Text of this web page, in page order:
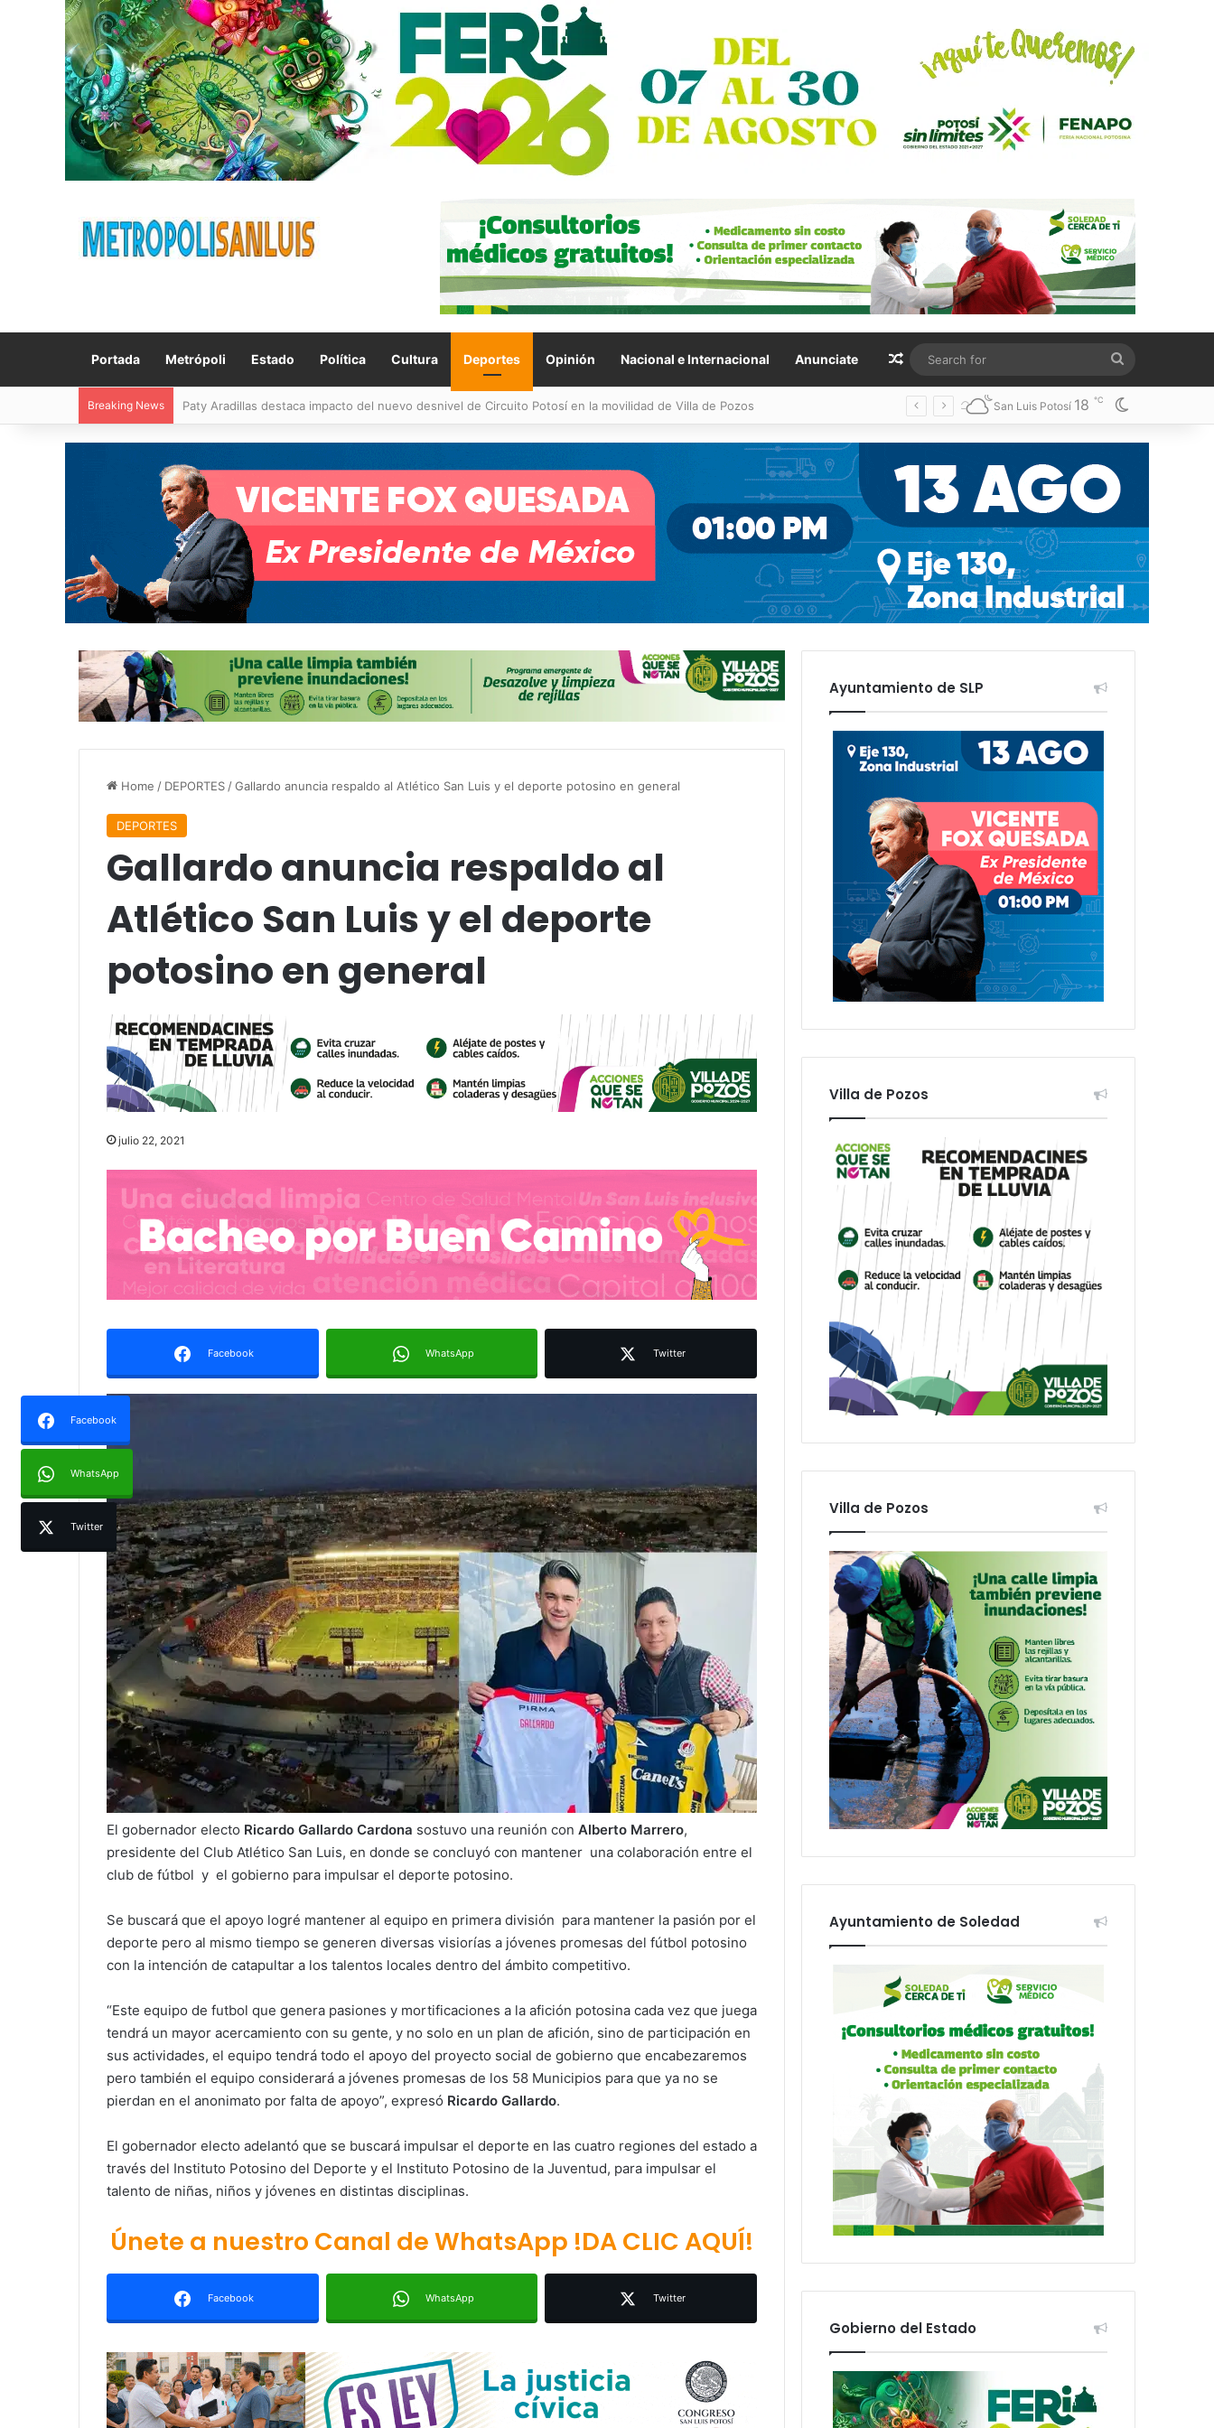
Portada Metrópoli Estado Política Cultura Deportes Opinión Nacional e Internacional Anunciate Random Article
for
Breaking News Villa de Pozos reporta reducción del 50 % en incendios forestales y de pastizales San Luis Potosí 18 ℃
Home / DEPORTES /Gallardo anuncia respaldo al Atlético San Luis y el deporte potosino en general
DEPORTES
Gallardo anuncia respaldo al
Atlético San Luis y el deporte
potosino en general
julio 22, 2021
Facebook WhatsApp Twitter
Facebook
WhatsApp
Twitter
El gobernador electo Ricardo Gallardo Cardona sostuvo una reunión con Alberto Marrero,
presidente del Club Atlético San Luis, en donde se concluyó con mantener una colaboración entre el
club de fútbol y el gobierno para impulsar el deporte potosino.
Se buscará que el apoyo logré mantener al equipo en primera división para mantener la pasión por el
deporte pero al mismo tiempo se generen diversas visiorías a jóvenes promesas del fútbol potosino
con la intención de catapultar a los talentos locales dentro del ámbito competitivo.
“Este equipo de futbol que genera pasiones y mortificaciones a la afición potosina cada vez que juega
tendrá un mayor acercamiento con su gente, y no solo en un plan de afición, sino de participación en
sus actividades, el equipo tendrá todo el apoyo del proyecto social de gobierno que encabezaremos
pero también el equipo considerará a jóvenes promesas de los 58 Municipios para que ya no se
pierdan en el anonimato por falta de apoyo”, expresó Ricardo Gallardo.
El gobernador electo adelantó que se buscará impulsar el deporte en las cuatro regiones del estado a
través del Instituto Potosino del Deporte y el Instituto Potosino de la Juventud, para impulsar el
talento de niñas, niños y jóvenes en distintas disciplinas.
Únete a nuestro Canal de WhatsApp !DA CLIC AQUÍ!
Facebook WhatsApp Twitter
Juan Manuel Navarro alista
segundo informe en Soledad y
Luis Mejía inicia diagnóstico en
Parques Tangamanga y defiende
llegada tras renunciar al PRI
Carlos Arreola pide a morenistas no
La Soga al Cuello:El Huasteco
Ayuntamiento de SLP
Villa de Pozos
Villa de Pozos
Ayuntamiento de Soledad
Gobierno del Estado